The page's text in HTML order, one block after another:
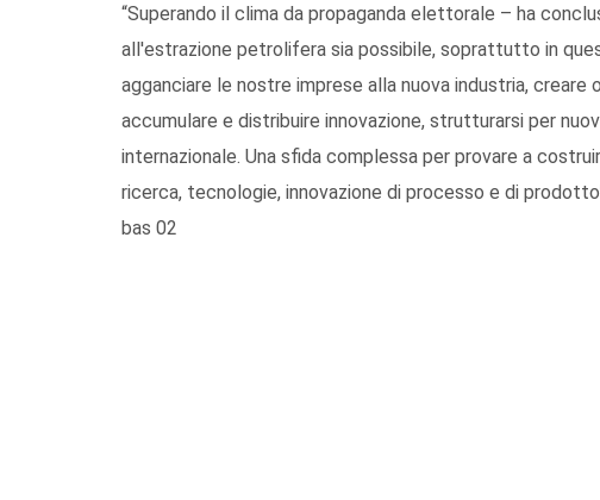
“Superando il clima da propaganda elettorale – ha
all'estrazione petrolifera sia possibile, soprattutto in
agganciare le nostre imprese alla nuova industria,
accumulare e distribuire innovazione, strutturarsi per
internazionale. Una sfida complessa per provare a
ricerca, tecnologie, innovazione di processo e di
bas 02